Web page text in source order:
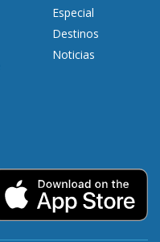
Especial
Destinos
Noticias